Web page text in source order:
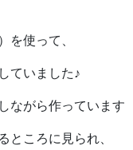
を使って、
ていました♪
ながら作っています
ところに見られ、